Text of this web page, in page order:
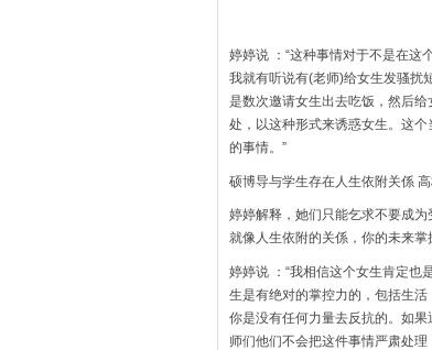
婷婷说 ：“这种事情对于不是在这
我就有听说有(老师)给女生发骚扰
是数次邀请女生出去吃饭，然后
处，以这种形式来诱惑女生。这
的事情。”
硕博导与学生存在人生依附关係
婷婷解释，她们只能乞求不要成
就像人生依附的关係，你的未来掌
婷婷说 ：“我相信这个女生肯定也
生是有绝对的掌控力的，包括生
你是没有任何力量去反抗的。如
师们他们不会把这件事情严肃处